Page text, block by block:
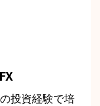
投資経験で培